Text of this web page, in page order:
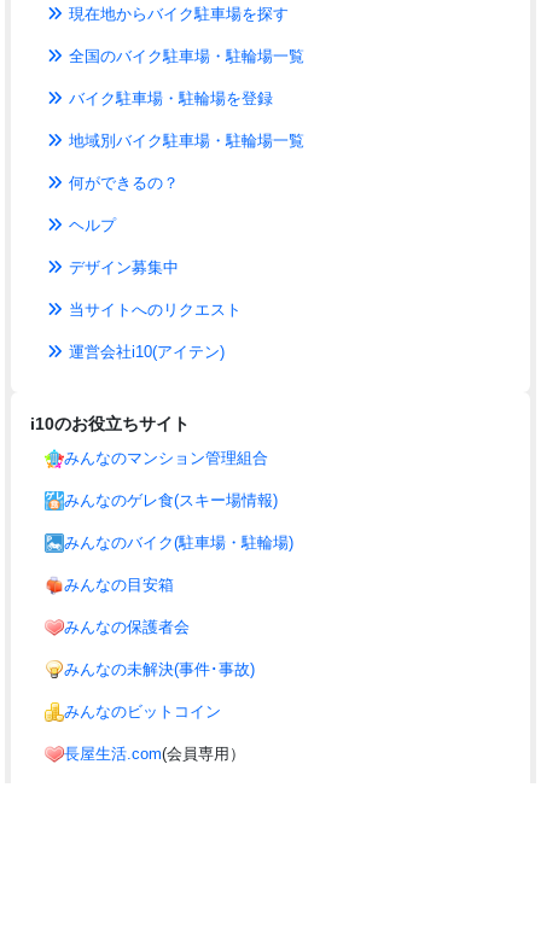
現在地からバイク駐車場を探す
全国のバイク駐車場・駐輪場一覧
バイク駐車場・駐輪場を登録
地域別バイク駐車場・駐輪場一覧
何ができるの？
ヘルプ
デザイン募集中
当サイトへのリクエスト
運営会社i10(アイテン)
i10のお役立ちサイト
みんなのマンション管理組合
みんなのゲレ食(スキー場情報)
みんなのバイク(駐車場・駐輪場)
みんなの目安箱
みんなの保護者会
みんなの未解決(事件･事故)
みんなのビットコイン
長屋生活.com(会員専用）